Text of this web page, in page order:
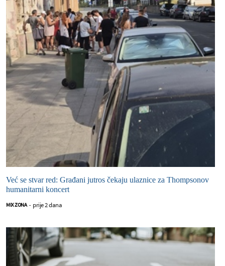
Već se stvar red: Građani jutros čekaju ulaznice za Thompsonov
humanitarni koncert
MIX ZONA - prije 2 dana